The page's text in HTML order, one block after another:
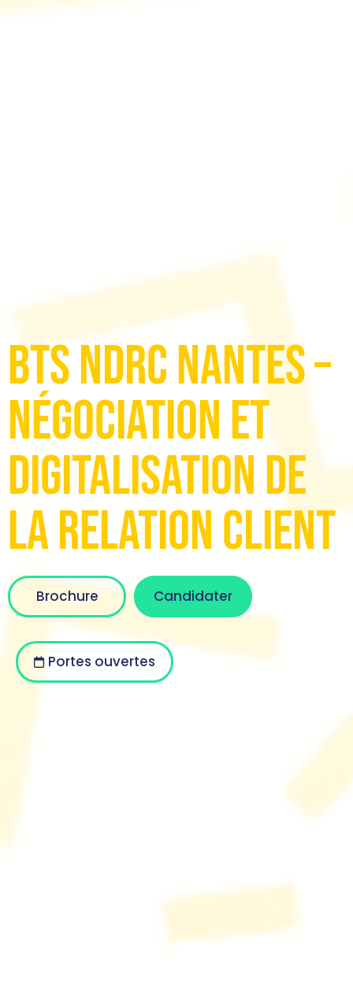
BTS NDRC Nantes –
Négociation et
Digitalisation de
la Relation Client
Brochure Candidater
Portes ouvertes